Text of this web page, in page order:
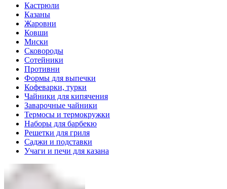
Кастрюли
Казаны
Жаровни
Ковши
Миски
Сковороды
Сотейники
Противни
Формы для выпечки
Кофеварки, турки
Чайники для кипячения
Заварочные чайники
Термосы и термокружки
Наборы для барбекю
Решетки для гриля
Саджи и подставки
Учаги и печи для казана